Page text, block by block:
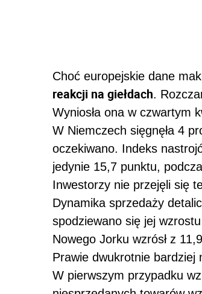
Choć europejskie dane
reakcji na giełdach.
Wyniosła ona w czwartym
W Niemczech sięgnęła 4
oczekiwano. Indeks
jedynie 15,7 punktu,
Inwestorzy nie przejęli się
Dynamika sprzedaży
spodziewano się jej
Nowego Jorku wzrósł z
Prawie dwukrotnie bardziej
W pierwszym przypadku